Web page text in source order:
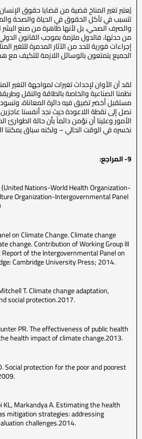
يُعتبر تغير المناخ قضية من قضايا حقوق
تتسبب في تآكل الحقوق في الحياة والصحة
والصرف الصحي، بل لأنها ظاهرة من صنع
من حدتها، فالدول ملزمة بموجب القانون
إجراءات فورية للحد من الآثار المدمرة للتغير
الجميع يتمتعون بالوسائل اللازمة للتكيف مع هذا
لقد آن الأوان لإحداث تغيرات لمواجهة التغير
نظمنا الصناعية والخاصة بالطاقة والنقل
مستقبل أخضر تضيق فيه دائرة المعاناة،
نصل إلى نقطة اللاعودة حيث نجد أنفسنا
الأمور وعلينا أن نؤمن دائماً بأن حالة
نخسره في الوقت الحالي – ولكنه سباق يمكننا
9- المراجع:
Nations-World Health Organization-
Organization-Intergovernmental Panel
on Climate Change. Climate change
change. Contribution of Working Group III
of the Intergovernmental Panel on
Cambridge University Press; 2014.
T. Climate change adaptation,
social protection.2017.
PR. The effectiveness of public health
health impact of climate change.2013.
Social protection for the poor and poorest
KL, Markandya A. Estimating the health
mitigation strategies: addressing
challenges.2014.